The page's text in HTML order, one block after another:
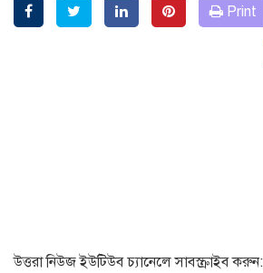
Print
উত্তরা নিউজ ইউটিউব চ্যানেলে সাবস্ক্রাইব করুন: